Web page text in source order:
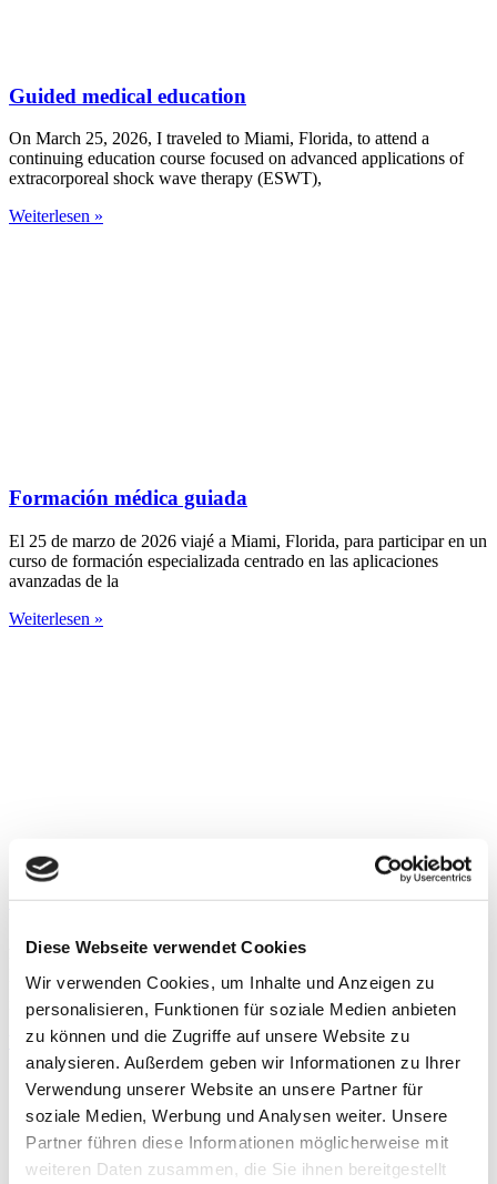
Diese Webseite verwendet Cookies
Wir verwenden Cookies, um Inhalte und Anzeigen zu
personalisieren, Funktionen für soziale Medien anbieten
zu können und die Zugriffe auf unsere Website zu
analysieren. Außerdem geben wir Informationen zu Ihrer
Verwendung unserer Website an unsere Partner für
soziale Medien, Werbung und Analysen weiter. Unsere
Partner führen diese Informationen möglicherweise mit
weiteren Daten zusammen, die Sie ihnen bereitgestellt
Guided medical education
On March 25, 2026, I traveled to Miami, Florida, to attend a
continuing education course focused on advanced applications of
extracorporeal shock wave therapy (ESWT),
Weiterlesen »
Formación médica guiada
El 25 de marzo de 2026 viajé a Miami, Florida, para participar en un
curso de formación especializada centrado en las aplicaciones
avanzadas de la
Weiterlesen »
Guided medical education
Am 25. März 2026 reiste ich nach Miami, Florida, um an einer
fortgeschrittenen Anwendungen der Stoßwellentherapie (ESWT),
insbesondere im Leistungs-
Weiterlesen »